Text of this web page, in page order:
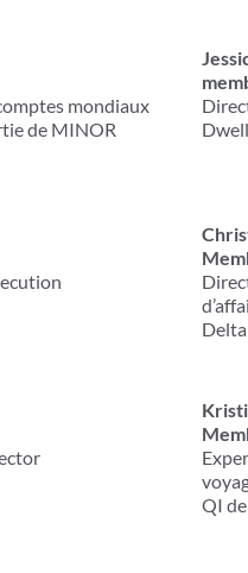
mondiaux
de MINOR
QI